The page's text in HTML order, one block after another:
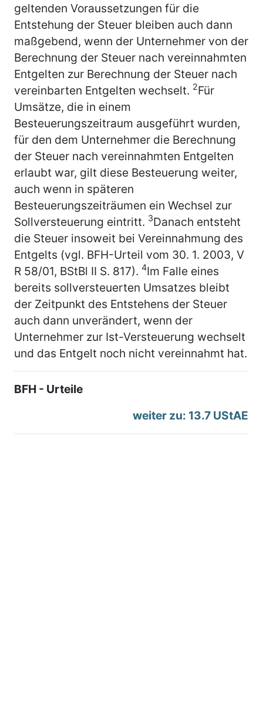
geltenden Voraussetzungen für die
Entstehung der Steuer bleiben auch dann
maßgebend, wenn der Unternehmer von der
Berechnung der Steuer nach vereinnahmten
Entgelten zur Berechnung der Steuer nach
vereinbarten Entgelten wechselt. 2Für
Umsätze, die in einem
Besteuerungszeitraum ausgeführt wurden,
für den dem Unternehmer die Berechnung
der Steuer nach vereinnahmten Entgelten
erlaubt war, gilt diese Besteuerung weiter,
auch wenn in späteren
Besteuerungszeiträumen ein Wechsel zur
Sollversteuerung eintritt. 3Danach entsteht
die Steuer insoweit bei Vereinnahmung des
Entgelts (vgl. BFH-Urteil vom 30. 1. 2003, V
R 58/01, BStBl II S. 817). 4Im Falle eines
bereits sollversteuerten Umsatzes bleibt
der Zeitpunkt des Entstehens der Steuer
auch dann unverändert, wenn der
Unternehmer zur Ist-Versteuerung wechselt
und das Entgelt noch nicht vereinnahmt hat.
BFH - Urteile
weiter zu: 13.7 UStAE